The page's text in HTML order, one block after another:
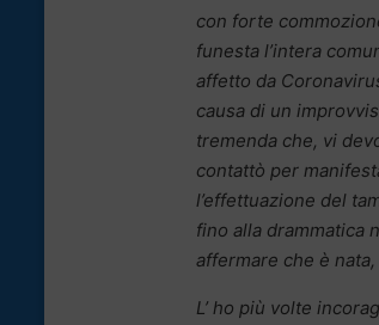
con forte
funesta l’intera
affetto da
causa di un
tremenda che, vi
contattò per
l’effettuazione del
fino alla drammatica
affermare che è
L’ ho più volte